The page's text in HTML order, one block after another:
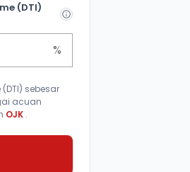
(DTI)
%
sebesar
acuan
OJK .